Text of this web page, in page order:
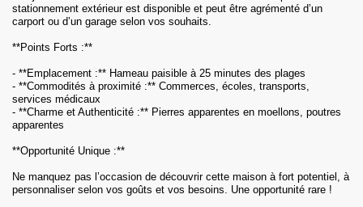
stationnement extérieur est disponible et peut être agrémenté d’un
carport ou d’un garage selon vos souhaits.
**Points Forts :**
- **Emplacement :** Hameau paisible à 25 minutes des plages
- **Commodités à proximité :** Commerces, écoles, transports,
services médicaux
- **Charme et Authenticité :** Pierres apparentes en moellons, poutres
apparentes
**Opportunité Unique :**
Ne manquez pas l’occasion de découvrir cette maison à fort potentiel, à
personnaliser selon vos goûts et vos besoins. Une opportunité rare !